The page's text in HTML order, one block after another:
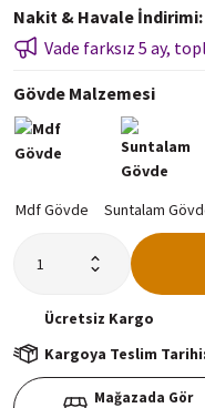
Nakit & Havale İndirimi
Vade farksız 5 ay,
Gövde Malzemesi
Ücretsiz Kargo
Kargoya Teslim
Mağazada Gör